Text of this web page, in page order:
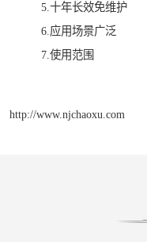
5.十年长效免维护
6.应用场景广泛
7.使用范围
http://www.njchaoxu.com